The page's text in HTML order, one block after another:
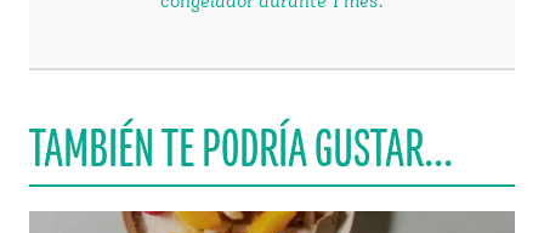
TAMBIÉN TE PODRÍA GUSTAR...